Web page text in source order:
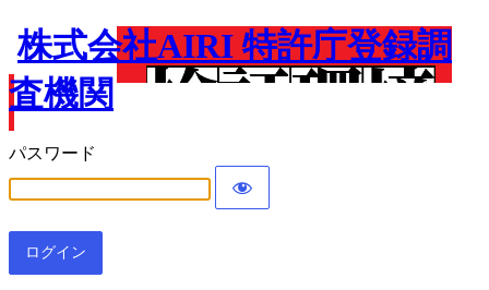
株式会社AIRI 特許庁登録調
査機関
パスワード